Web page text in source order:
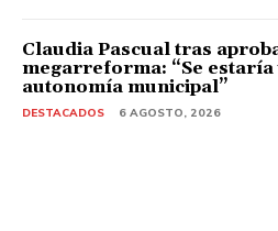
Claudia Pascual tras
megarreforma: “Se
autonomía municipal”
DESTACADOS 6 AGOSTO, 2026